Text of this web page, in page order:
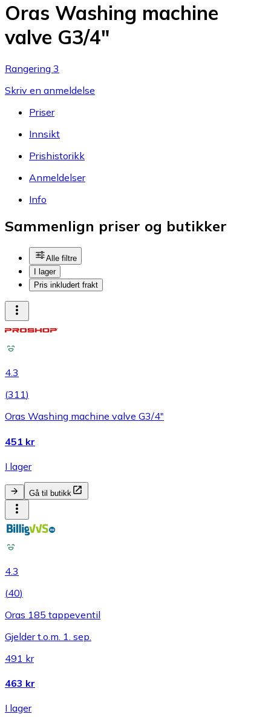
Oras Washing machine
valve G3/4"
Rangering 3
Skriv en anmeldelse
Priser
Innsikt
Prishistorikk
Anmeldelser
Info
Sammenlign priser og butikker
Alle filtre
I lager
Pris inkludert frakt
4.3
(311)
Oras Washing machine valve G3/4"
451 kr
I lager
Gå til butikk
4.3
(40)
Oras 185 tappeventil
Gjelder t.o.m. 1. sep.
491 kr
463 kr
I lager